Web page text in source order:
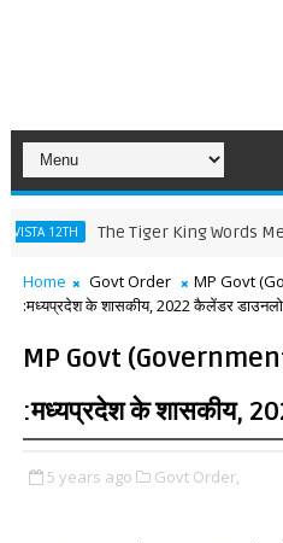
Tiger King Words Meaning and
Home Govt Order
MP Govt
:मध्यप्रदेश के शासकीय, 2022 कैलेंडर
MP Govt
:मध्यप्रदेश के शासकीय,
5 years ago Govt Order,